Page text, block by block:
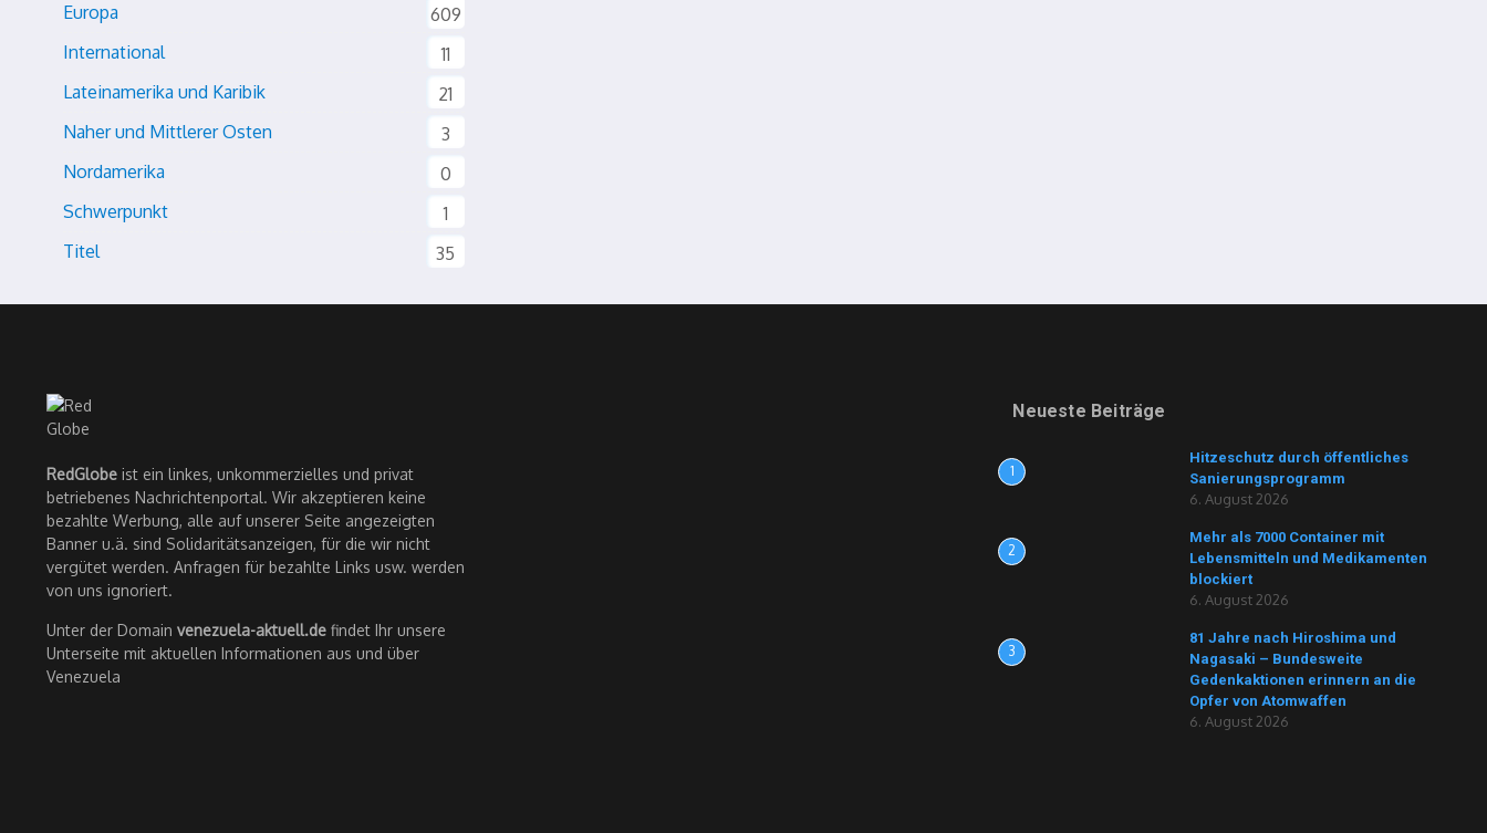
Europa
609
International
11
Lateinamerika und Karibik
21
Naher und Mittlerer Osten
3
Nordamerika
0
Schwerpunkt
1
Titel
35
RedGlobe ist ein linkes, unkommerzielles und privat
betriebenes Nachrichtenportal. Wir akzeptieren keine
bezahlte Werbung, alle auf unserer Seite angezeigten
Banner u.ä. sind Solidaritätsanzeigen, für die wir nicht
vergütet werden. Anfragen für bezahlte Links usw. werden
von uns ignoriert.
Unter der Domain venezuela-aktuell.de findet Ihr unsere
Unterseite mit aktuellen Informationen aus und über
Venezuela
Neueste Beiträge
1
Hitzeschutz durch öffentliches
Sanierungsprogramm
6. August 2026
2
Mehr als 7000 Container mit
Lebensmitteln und Medikamenten
blockiert
6. August 2026
3
81 Jahre nach Hiroshima und
Nagasaki – Bundesweite
Gedenkaktionen erinnern an die
Opfer von Atomwaffen
6. August 2026